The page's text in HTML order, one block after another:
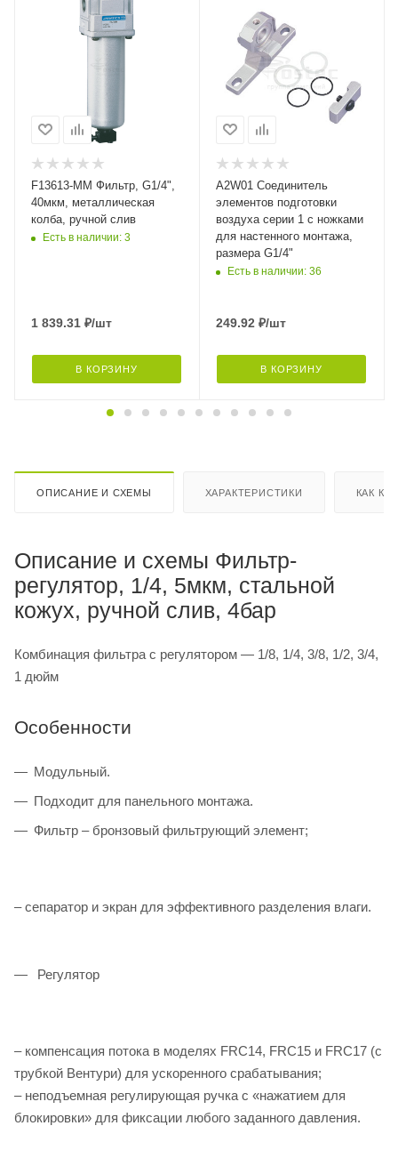
F13613-MM Фильтр, G1/4",
40мкм, металлическая
колба, ручной слив
Есть в наличии: 3
1 839.31 ₽/шт
В КОРЗИНУ
A2W01 Соединитель
элементов подготовки
воздуха серии 1 с ножками
для настенного монтажа,
размера G1/4"
Есть в наличии: 36
249.92 ₽/шт
В КОРЗИНУ
ОПИСАНИЕ И СХЕМЫ ХАРАКТЕРИСТИКИ КАК
Описание и схемы Фильтр-
регулятор, 1/4, 5мкм, стальной
кожух, ручной слив, 4бар
Комбинация фильтра с регулятором — 1/8, 1/4, 3/8, 1/2, 3/4,
1 дюйм
Особенности
Модульный.
Подходит для панельного монтажа.
Фильтр – бронзовый фильтрующий элемент;
– сепаратор и экран для эффективного разделения влаги.
Регулятор
– компенсация потока в моделях FRC14, FRC15 и FRC17 (с
трубкой Вентури) для ускоренного срабатывания;
– неподъемная регулирующая ручка с «нажатием для
блокировки» для фиксации любого заданного давления.